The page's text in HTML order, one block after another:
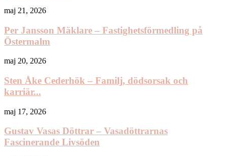
maj 21, 2026
Per Jansson Mäklare – Fastighetsförmedling på
Östermalm
maj 20, 2026
Sten Åke Cederhök – Familj, dödsorsak och
karriär...
maj 17, 2026
Gustav Vasas Döttrar – Vasadöttrarnas
Fascinerande Livsöden